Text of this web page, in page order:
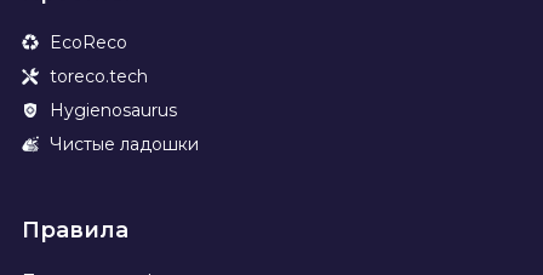
EcoReco
toreco.tech
Hygienosaurus
Чистые ладошки
Правила